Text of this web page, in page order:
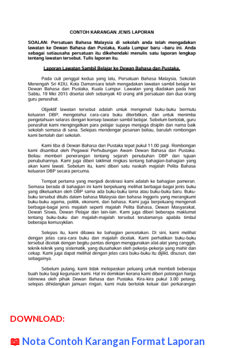
DOWNLOAD:
📖 Nota Contoh Karangan Format Laporan